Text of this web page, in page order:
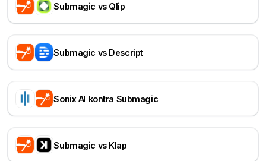
Submagic vs Qlip
Submagic vs Descript
Sonix AI kontra Submagic
Submagic vs Klap